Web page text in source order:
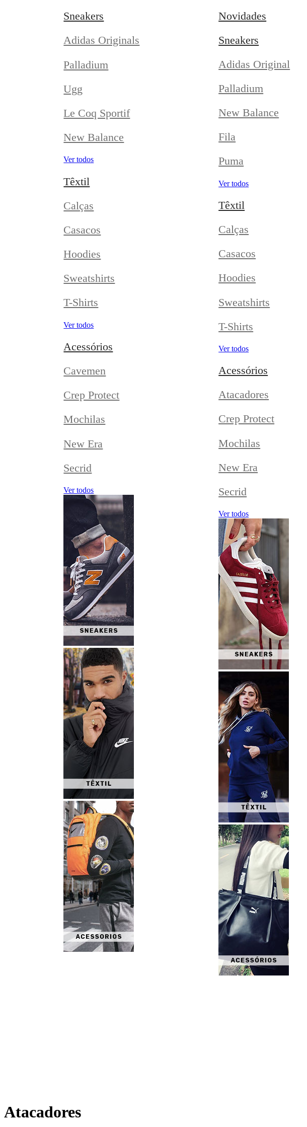
Sneakers
Adidas Originals
Palladium
Ugg
Le Coq Sportif
New Balance
Ver todos
Têxtil
Calças
Casacos
Hoodies
Sweatshirts
T-Shirts
Ver todos
Acessórios
Cavemen
Crep Protect
Mochilas
New Era
Secrid
Ver todos
Novidades
Sneakers
Adidas Original
Palladium
New Balance
Fila
Puma
Ver todos
Têxtil
Calças
Casacos
Hoodies
Sweatshirts
T-Shirts
Ver todos
Acessórios
Atacadores
Crep Protect
Mochilas
New Era
Secrid
Ver todos
Atacadores